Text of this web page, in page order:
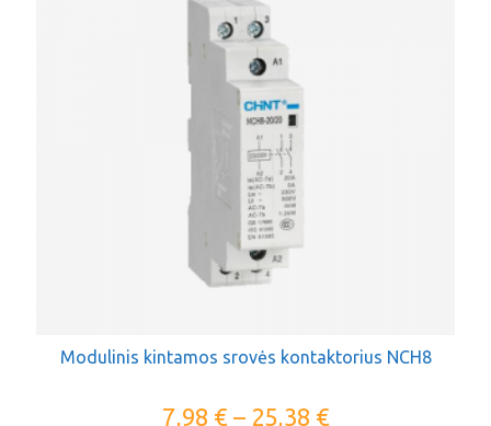
Modulinis kintamos srovės kontaktorius NCH8
7,98 €– 25,38 €